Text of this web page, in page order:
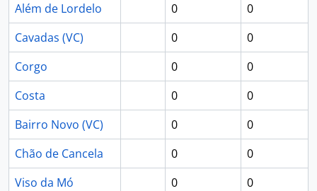
Além de Lordelo 0
0
Cavadas (VC)
0
0
Corgo
0
0
Costa
0
0
Bairro Novo (VC)
0
0
Chão de Cancela
0
0
Viso da Mó
0
0